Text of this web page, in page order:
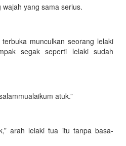
yang sama serius.
munculkan seorang lelaki
segak seperti lelaki sudah
atuk.”
arah lelaki tua itu tanpa basa-